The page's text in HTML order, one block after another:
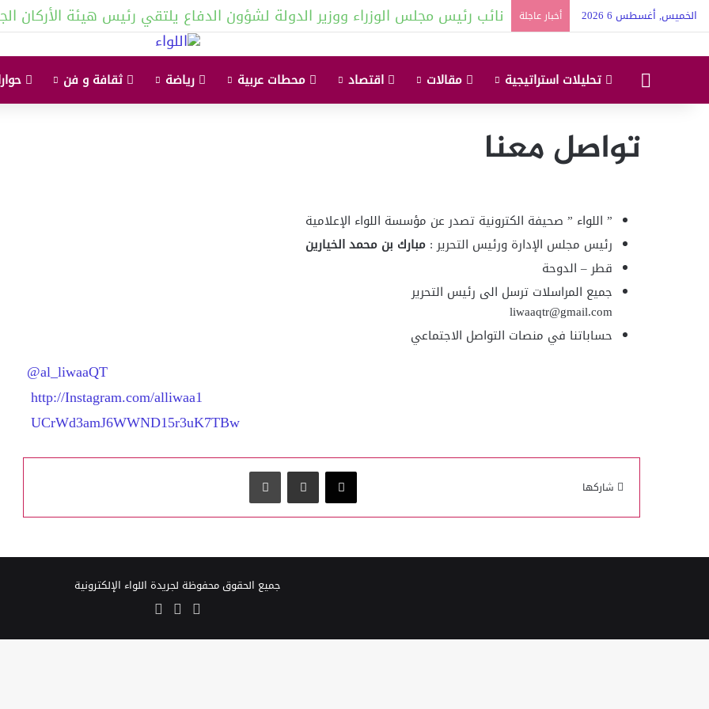
الخميس, أغسطس 6 2026 أخبار عاجلة نائب رئيس مجلس الوزراء ووزير الدولة لشؤون الدفاع يلتقي رئيس هيئة الأركان
البداية تحليلات استراتيجية مقالات اقتصاد محطات عربية رياضة ثقافة و فن
تواصل معنا
” اللواء ” صحيفة الكترونية تصدر عن مؤسسة اللواء الإعلامية
رئيس مجلس الإدارة ورئيس التحرير : مبارك بن محمد الخيارين
قطر – الدوحة
جميع المراسلات ترسل الى رئيس التحرير
liwaaqtr@gmail.com
حساباتنا في منصات التواصل الاجتماعي
‏@al_liwaaQT
http://Instagram.com/alliwaa1
UCrWd3amJ6WWND15r3uK7TBw
شاركها
‫X مشاركة عبر البريد طباعة
جميع الحقوق محفوظة لجريدة اللواء الإلكترونية
‫YouTube